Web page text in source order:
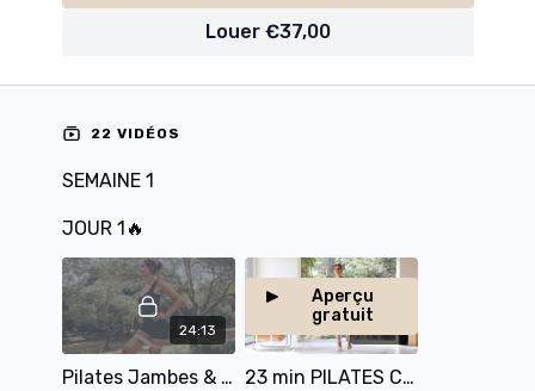
Louer €37,00
22 VIDÉOS
SEMAINE 1
JOUR 1🔥
24:13
Pilates Jambes & Abdos Debout-24 min
Aperçu
gratuit
23 min PILATES CARDIO